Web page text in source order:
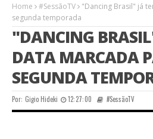
Home #SessãoTV
"Dancing Brasil" já
segunda temporada
"DANCING
DATA MARCADA
SEGUNDA
Por: Gigio Hideki 12:27:00 #SessãoTV